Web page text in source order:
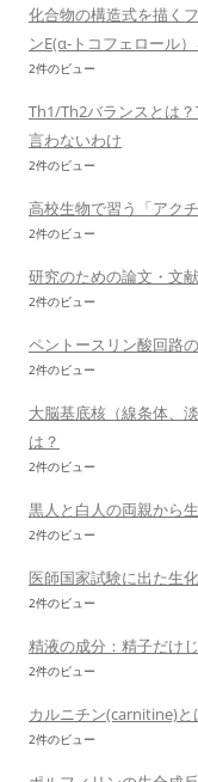
化合物の構造式を描く
ンE(α-トコフェロール
2件のビュー
Th1/Th2バランスとは
言わないわけ
2件のビュー
高校生物で習う「アク
2件のビュー
研究のための論文・文
2件のビュー
ペントースリン酸回路
2件のビュー
大脳基底核（線条体、
は？
2件のビュー
黒人と白人の両親から
2件のビュー
医師国家試験に出た生
2件のビュー
精液の成分：精子だけ
2件のビュー
カルニチン(carnitine)
2件のビュー